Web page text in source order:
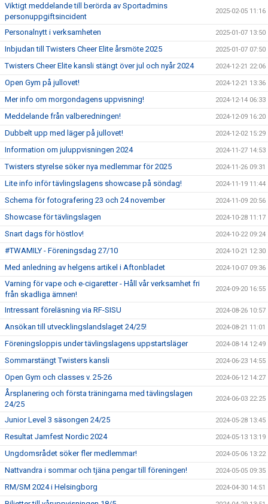
Viktigt meddelande till berörda av Sportadmins
personuppgiftsincident
2025-02-05 11:16
Personalnytt i verksamheten 2025-01-07 13:50
Inbjudan till Twisters Cheer Elite årsmöte 2025 2025-01-07 07:50
Twisters Cheer Elite kansli stängt över jul och nyår 2024 2024-12-21 22:06
Open Gym på jullovet! 2024-12-21 13:36
Mer info om morgondagens uppvisning! 2024-12-14 06:33
Meddelande från valberedningen! 2024-12-09 16:20
Dubbelt upp med läger på jullovet! 2024-12-02 15:29
Information om juluppvisningen 2024 2024-11-27 14:53
Twisters styrelse söker nya medlemmar för 2025 2024-11-26 09:31
Lite info inför tävlingslagens showcase på söndag! 2024-11-19 11:44
Schema för fotografering 23 och 24 november 2024-11-09 20:56
Showcase för tävlingslagen 2024-10-28 11:17
Snart dags för höstlov! 2024-10-22 09:24
#TWAMILY - Föreningsdag 27/10 2024-10-21 12:30
Med anledning av helgens artikel i Aftonbladet 2024-10-07 09:36
Varning för vape och e-cigaretter - Håll vår verksamhet fri
från skadliga ämnen!
2024-09-20 16:55
Intressant föreläsning via RF-SISU 2024-08-26 10:57
Ansökan till utvecklingslandslaget 24/25! 2024-08-21 11:01
Föreningsloppis under tävlingslagens uppstartsläger 2024-08-14 12:49
Sommarstängt Twisters kansli 2024-06-23 14:55
Open Gym och classes v. 25-26 2024-06-12 14:27
Årsplanering och första träningarna med tävlingslagen
24/25
2024-06-03 22:25
Junior Level 3 säsongen 24/25 2024-05-28 13:45
Resultat Jamfest Nordic 2024 2024-05-13 13:19
Ungdomsrådet söker fler medlemmar! 2024-05-06 13:22
Nattvandra i sommar och tjäna pengar till föreningen! 2024-05-05 09:35
RM/SM 2024 i Helsingborg 2024-04-30 14:51